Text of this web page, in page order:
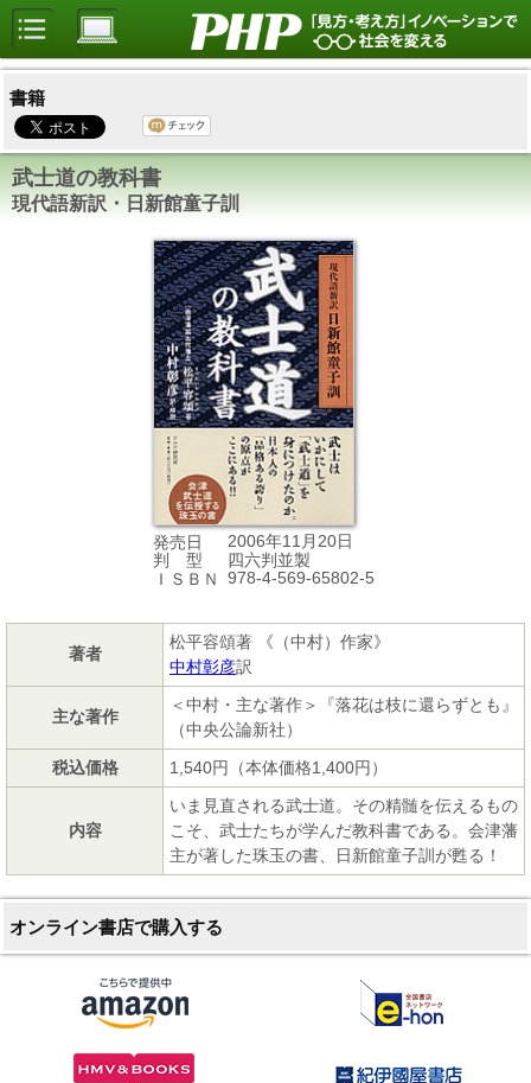
書籍
武士道の教科書
現代語新訳・日新館童子訓
発売日
2006年11月20日
判 型
四六判並製
ＩＳＢＮ
978-4-569-65802-5
著者
松平容頌著 《（中村）作家》
中村彰彦訳
主な著作
＜中村・主な著作＞『落花は枝に還らずとも』
（中央公論新社）
税込価格
1,540円（本体価格1,400円）
内容
いま見直される武士道。その精髄を伝えるもの
こそ、武士たちが学んだ教科書である。会津藩
主が著した珠玉の書、日新館童子訓が甦る！
オンライン書店で購入する